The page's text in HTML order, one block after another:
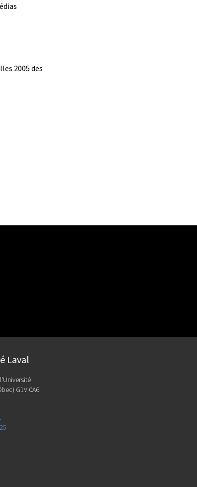
2005 des
Laval
G1V 0A6